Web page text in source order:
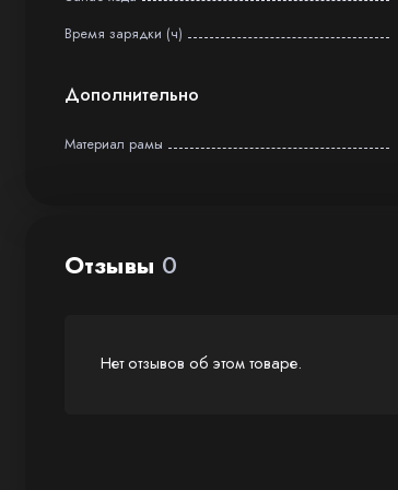
Время зарядки (ч)
Дополнительно
Материал рамы
Отзывы 0
Нет отзывов об этом товаре.